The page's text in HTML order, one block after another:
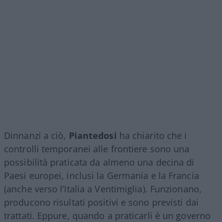
Dinnanzi a ciò, Piantedosi ha chiarito che i
controlli temporanei alle frontiere sono una
possibilità praticata da almeno una decina di
Paesi europei, inclusi la Germania e la Francia
(anche verso l’Italia a Ventimiglia). Funzionano,
producono risultati positivi e sono previsti dai
trattati. Eppure, quando a praticarli è un governo